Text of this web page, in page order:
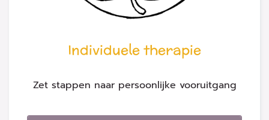
Individuele therapie
Zet stappen naar persoonlijke vooruitgang